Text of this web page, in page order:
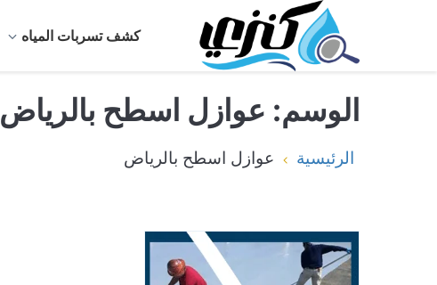
كشف تسربات المياه
الوسم: عوازل اسطح بالرياض
الرئيسية عوازل اسطح بالرياض